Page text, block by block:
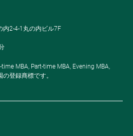
内2-4-1丸の内ビル7F
MBA, Part-time MBA, Evening MBA,
登録商標です。